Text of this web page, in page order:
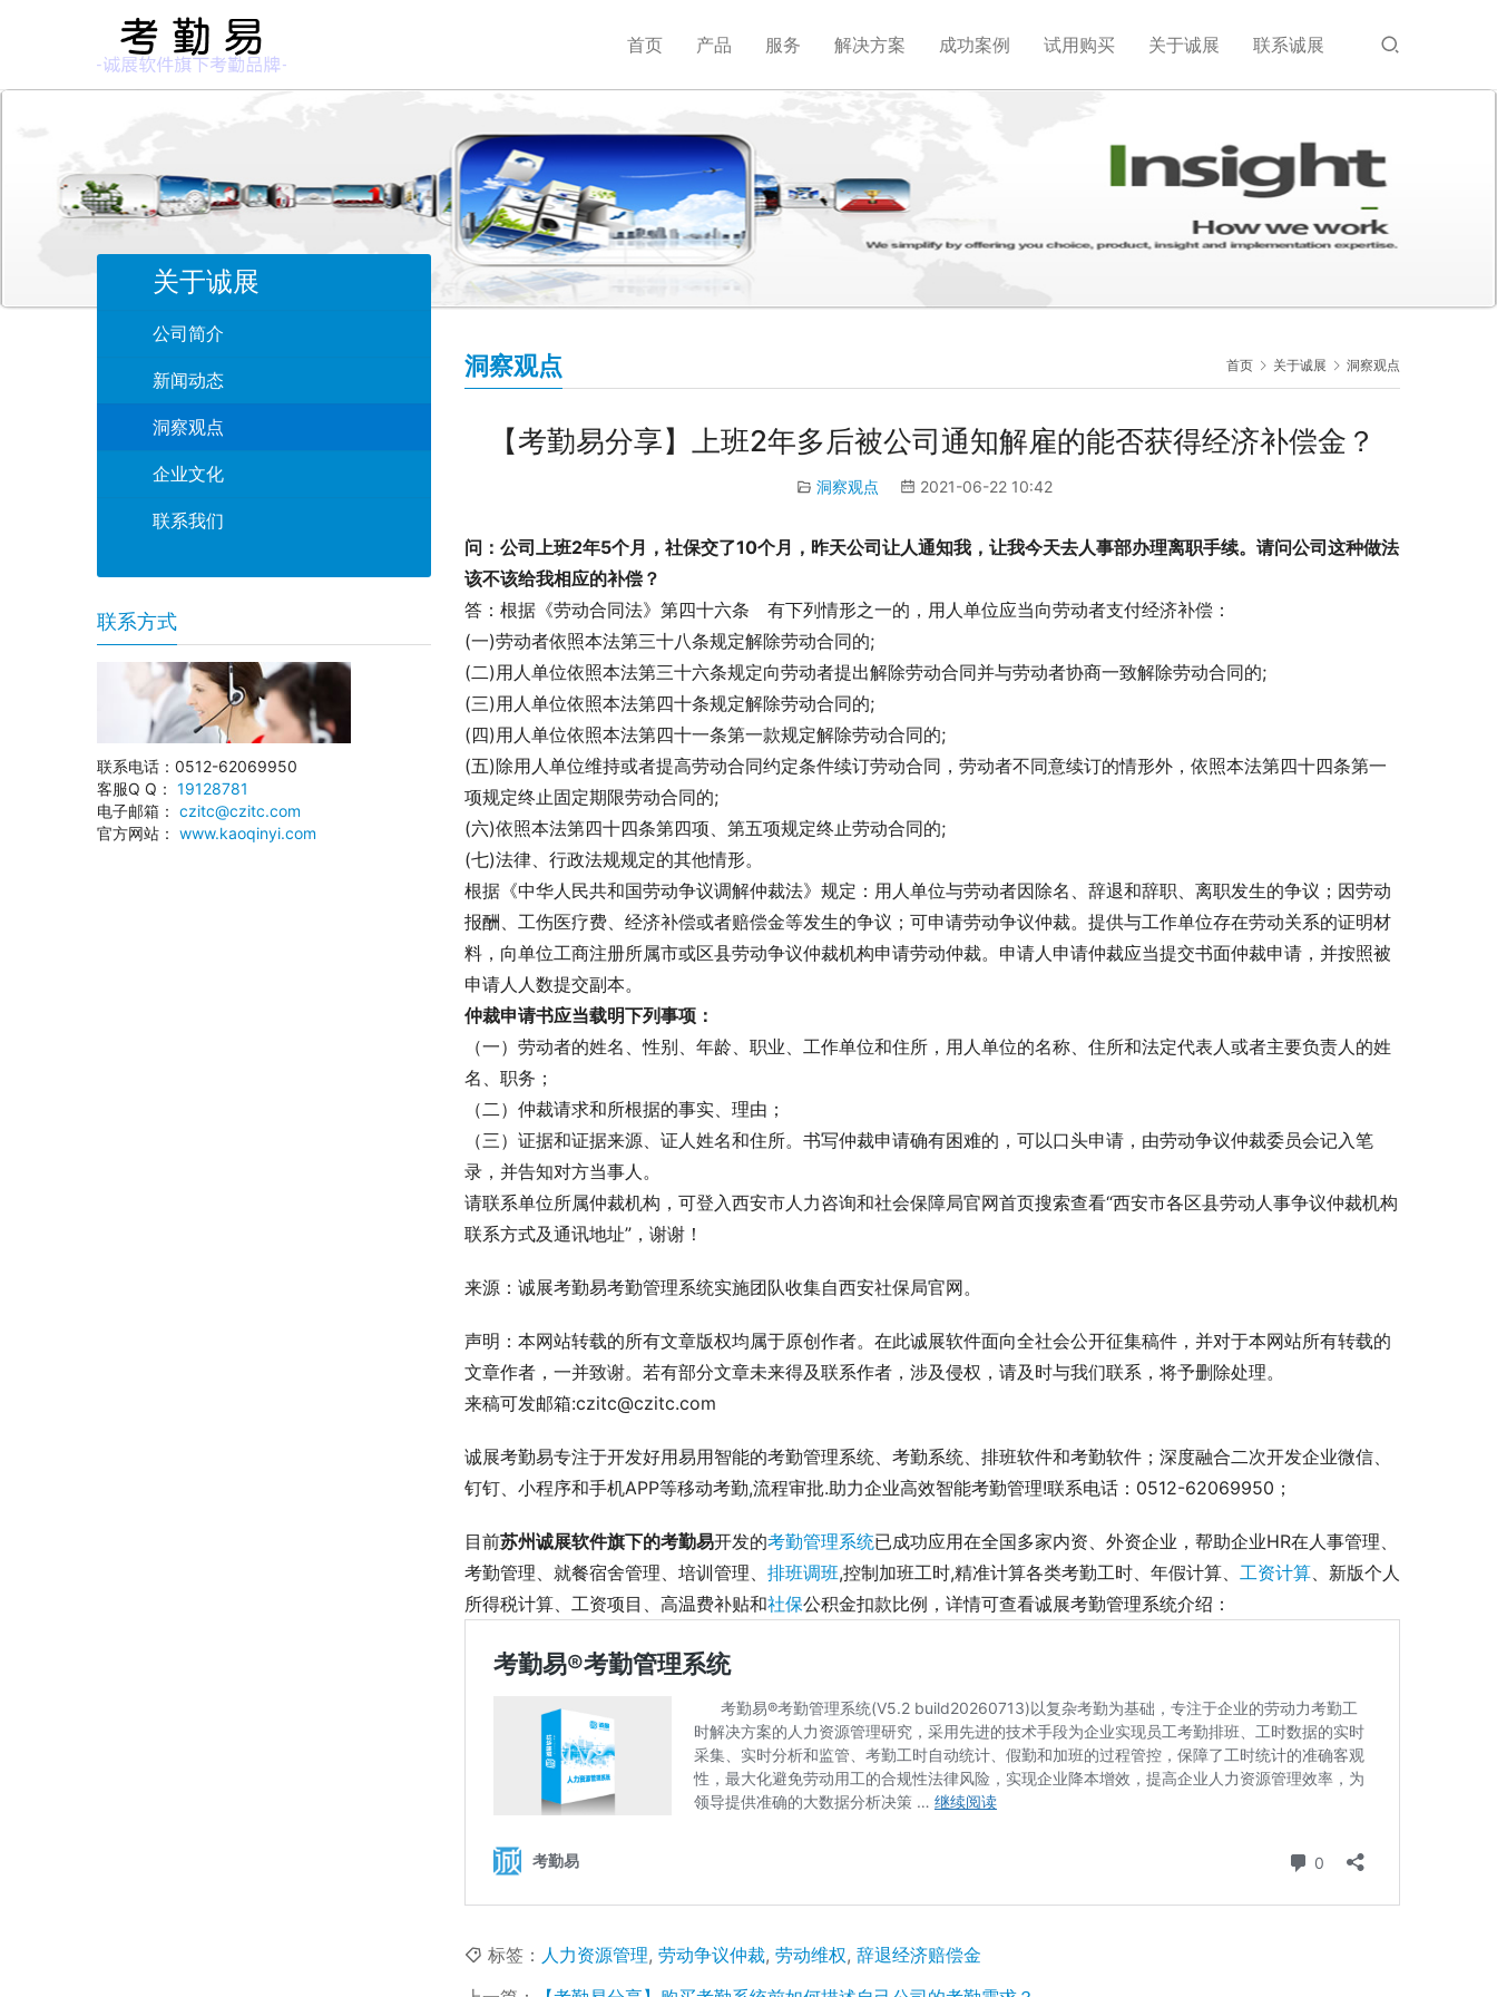
首页 产品 服务 解决方案 成功案例 试用购买 关于诚展 联系诚展
首页 关于诚展 洞察观点
洞察观点
【考勤易分享】上班2年多后被公司通知解雇的能否获得经济补偿金？
洞察观点 2021-06-22 10:42
问：公司上班2年5个月，社保交了10个月，昨天公司让人通知我，让我今天去人事部办理离职手续。请问公司这种做法
该不该给我相应的补偿？
答：根据《劳动合同法》第四十六条　有下列情形之一的，用人单位应当向劳动者支付经济补偿：
(一)劳动者依照本法第三十八条规定解除劳动合同的;
(二)用人单位依照本法第三十六条规定向劳动者提出解除劳动合同并与劳动者协商一致解除劳动合同的;
(三)用人单位依照本法第四十条规定解除劳动合同的;
(四)用人单位依照本法第四十一条第一款规定解除劳动合同的;
(五)除用人单位维持或者提高劳动合同约定条件续订劳动合同，劳动者不同意续订的情形外，依照本法第四十四条第一
项规定终止固定期限劳动合同的;
(六)依照本法第四十四条第四项、第五项规定终止劳动合同的;
(七)法律、行政法规规定的其他情形。
根据《中华人民共和国劳动争议调解仲裁法》规定：用人单位与劳动者因除名、辞退和辞职、离职发生的争议；因劳动
报酬、工伤医疗费、经济补偿或者赔偿金等发生的争议；可申请劳动争议仲裁。提供与工作单位存在劳动关系的证明材
料，向单位工商注册所属市或区县劳动争议仲裁机构申请劳动仲裁。申请人申请仲裁应当提交书面仲裁申请，并按照被
申请人人数提交副本。
仲裁申请书应当载明下列事项：
（一）劳动者的姓名、性别、年龄、职业、工作单位和住所，用人单位的名称、住所和法定代表人或者主要负责人的姓
名、职务；
（二）仲裁请求和所根据的事实、理由；
（三）证据和证据来源、证人姓名和住所。书写仲裁申请确有困难的，可以口头申请，由劳动争议仲裁委员会记入笔
录，并告知对方当事人。
请联系单位所属仲裁机构，可登入西安市人力咨询和社会保障局官网首页搜索查看“西安市各区县劳动人事争议仲裁机构
联系方式及通讯地址”，谢谢！
来源：诚展考勤易考勤管理系统实施团队收集自西安社保局官网。
声明：本网站转载的所有文章版权均属于原创作者。在此诚展软件面向全社会公开征集稿件，并对于本网站所有转载的
文章作者，一并致谢。若有部分文章未来得及联系作者，涉及侵权，请及时与我们联系，将予删除处理。
来稿可发邮箱:czitc@czitc.com
诚展考勤易专注于开发好用易用智能的考勤管理系统、考勤系统、排班软件和考勤软件；深度融合二次开发企业微信、
钉钉、小程序和手机APP等移动考勤,流程审批.助力企业高效智能考勤管理!联系电话：0512-62069950；
目前苏州诚展软件旗下的考勤易开发的考勤管理系统已成功应用在全国多家内资、外资企业，帮助企业HR在人事管理、
考勤管理、就餐宿舍管理、培训管理、 排班调班,控制加班工时,精准计算各类考勤工时、年假计算、 工资计算 、新版个人
所得税计算、工资项目、高温费补贴和社保公积金扣款比例，详情可查看诚展考勤管理系统介绍：
标签： 人力资源管理, 劳动争议仲裁, 劳动维权, 辞退经济赔偿金
关于诚展
公司简介
新闻动态
洞察观点
企业文化
联系我们
联系方式
联系电话：0512-62069950
客服Q Q： 19128781
电子邮箱： czitc@czitc.com
官方网站： www.kaoqinyi.com